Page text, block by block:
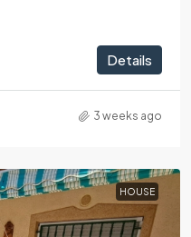
Details
3 weeks ago
HOUSE